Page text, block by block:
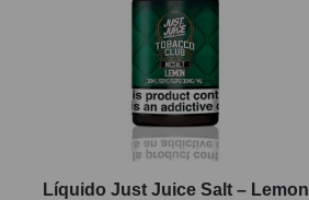
Líquido Just Juice Salt – Lemon